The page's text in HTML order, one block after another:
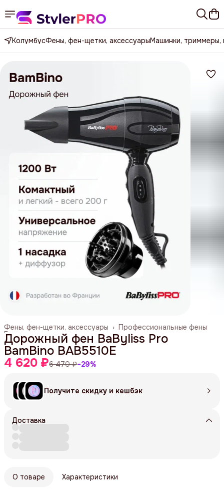
КолумбусФены, фен-щетки, аксессуарыМашинки, триммеры,
Профессиональные фены
Фены, фен-щетки, аксессуары ›
Главная ›
Дорожный фен BaByliss Pro
BamBino BAB5510E
4 620 ₽6 470 ₽−29%
Получите скидку и кешбэк
Доставка
О товаре Характеристики